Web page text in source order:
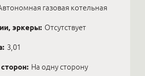
газовая котельная
эркеры: Отсутствует
3,01
На одну сторону